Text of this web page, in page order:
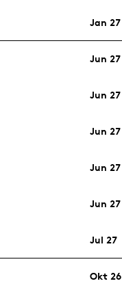
Jan 27
Jun 27
Jun 27
Jun 27
Jun 27
Jun 27
Jul 27
Okt 26